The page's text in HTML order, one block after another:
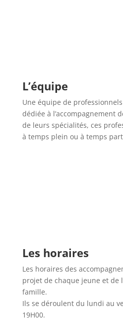
L’équipe
Une équipe de
dédiée à l’accompagnement
de leurs spécialités, ces
à temps plein ou à temps
Les horaires
Les horaires des
projet de chaque jeune et de
famille.
Ils se déroulent du lundi au
19H00.